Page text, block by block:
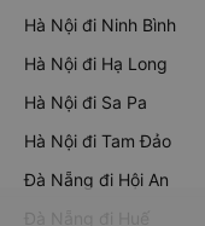
Hà Nội đi Ninh Bình
Hà Nội đi Hạ Long
Hà Nội đi Sa Pa
Hà Nội đi Tam Đảo
Đà Nẵng đi Hội An
Đà Nẵng đi Huế